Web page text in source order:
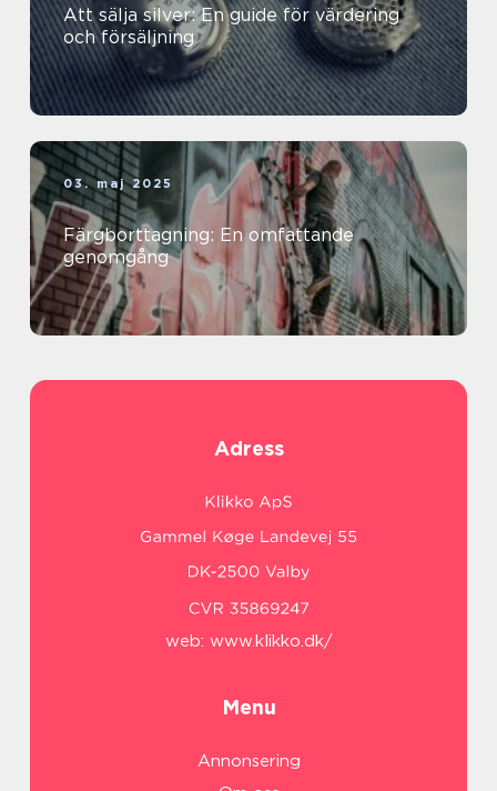
Att sälja silver: En guide för värdering
och försäljning
03. maj 2025
Färgborttagning: En omfattande
genomgång
Adress
web: www.klikko.dk/
Menu
Annonsering